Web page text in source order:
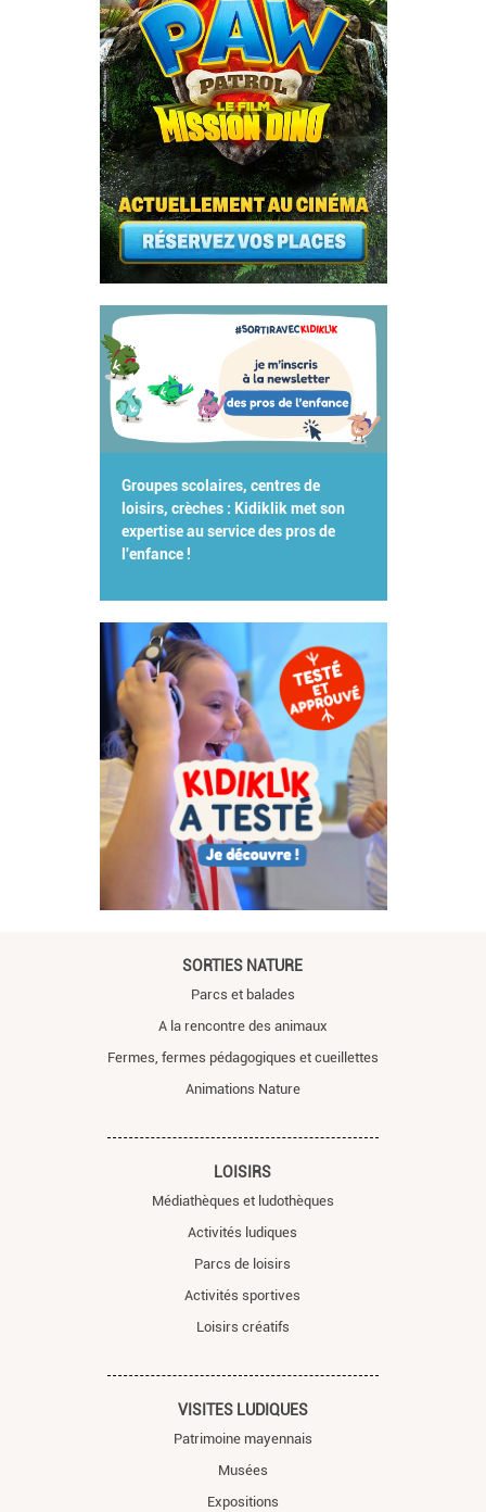
Groupes scolaires, centres de
loisirs, crèches : Kidiklik met son
expertise au service des pros de
l'enfance !
SORTIES NATURE
Parcs et balades
A la rencontre des animaux
Fermes, fermes pédagogiques et cueillettes
Animations Nature
LOISIRS
Médiathèques et ludothèques
Activités ludiques
Parcs de loisirs
Activités sportives
Loisirs créatifs
VISITES LUDIQUES
Patrimoine mayennais
Musées
Expositions